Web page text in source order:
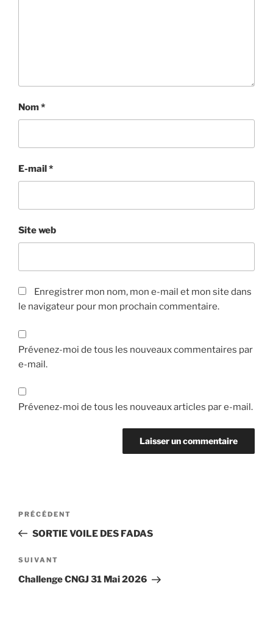
Nom*
E-mail*
Site web
Enregistrer mon nom, mon e-mail et mon site dans
le navigateur pour mon prochain commentaire.
Prévenez-moi de tous les nouveaux commentaires par
e-mail.
Prévenez-moi de tous les nouveaux articles par e-mail.
Navigation
l’article
Article
précédent
PRÉCÉDENT
SORTIE VOILE DES FADAS
Article
suivant
SUIVANT
Challenge CNGJ 31 Mai 2026